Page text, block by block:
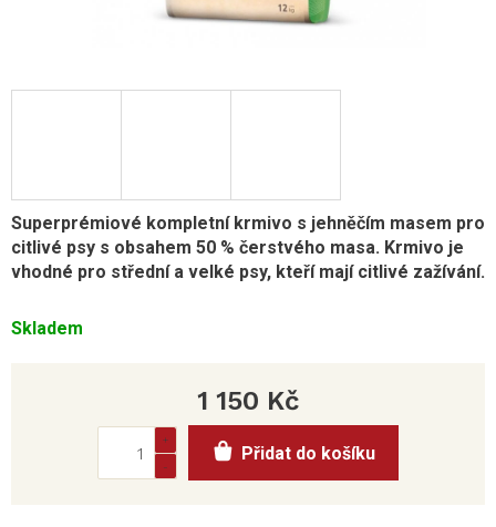
Skladem
Superprémiové kompletní krmivo s jehněčím masem pro
citlivé psy s obsahem 50 % čerstvého masa. Krmivo je
vhodné pro střední a velké psy, kteří mají citlivé zažívání.
1 150 Kč
cena:
Přidat do košíku